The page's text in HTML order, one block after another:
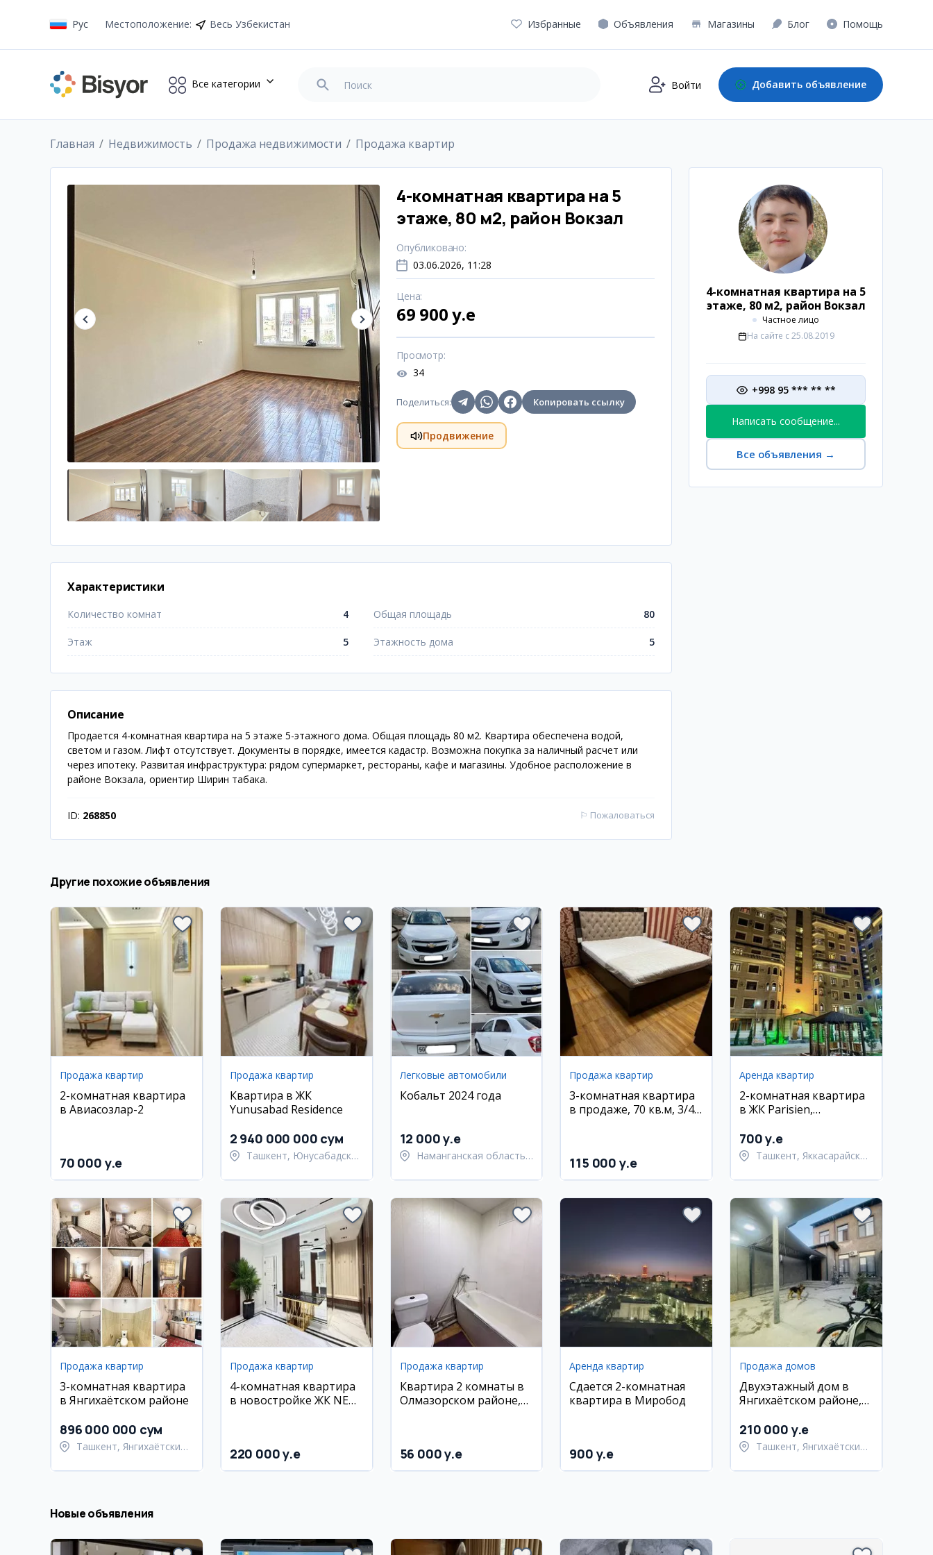
Рус Местоположение: Весь Узбекистан Избранные Объявления Магазины Блог Помощь
Все категории Войти Добавить объявление
Главная Недвижимость Продажа недвижимости Продажа квартир
4-комнатная квартира на 5
этаже, 80 м2, район Вокзал
Опубликовано:
03.06.2026, 11:28
Цена:
69 900 y.e
Просмотр:
34
Поделиться: Копировать ссылку
Продвижение
Характеристики
Количество комнат 4 Общая площадь 80
Этаж 5 Этажность дома 5
Описание
Продается 4-комнатная квартира на 5 этаже 5-этажного дома. Общая площадь 80 м2. Квартира обеспечена водой,
светом и газом. Лифт отсутствует. Документы в порядке, имеется кадастр. Возможна покупка за наличный расчет или
через ипотеку. Развитая инфраструктура: рядом супермаркет, рестораны, кафе и магазины. Удобное расположение в
районе Вокзала, ориентир Ширин табака.
ID: 268850 ⚐ Пожаловаться
4-комнатная квартира на 5
этаже, 80 м2, район Вокзал
Частное лицо
На сайте с 25.08.2019
+998 95 *** ** **
Написать сообщение...
Все объявления →
Другие похожие объявления
Продажа квартир
2-комнатная квартира
в Авиасозлар-2
70 000 y.e
Продажа квартир
Квартира в ЖК
Yunusabad Residence
2 940 000 000 сум
Ташкент, Юнусабадский
Легковые автомобили
Кобальт 2024 года
12 000 y.e
Наманганская область,
Продажа квартир
3-комнатная квартира
в продаже, 70 кв.м, 3/4
115 000 y.e
Аренда квартир
2-комнатная квартира
в ЖК Parisien,
700 y.e
Ташкент, Яккасарайский
Продажа квартир
3-комнатная квартира
в Янгихаётском районе
896 000 000 сум
Ташкент, Янгихаётский
Продажа квартир
4-комнатная квартира
в новостройке ЖК NEW
220 000 y.e
Продажа квартир
Квартира 2 комнаты в
Олмазорском районе,
56 000 y.e
Аренда квартир
Сдается 2-комнатная
квартира в Миробод
900 y.e
Продажа домов
Двухэтажный дом в
Янгихаётском районе,
210 000 y.e
Ташкент, Янгихаётский
Новые объявления